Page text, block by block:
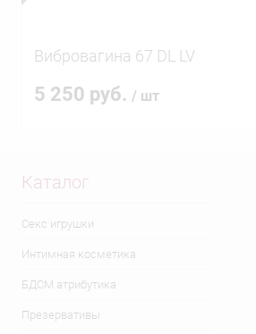
Вибровагина 67 DL LV
5 250 руб. / шт
Каталог
Секс игрушки
Интимная косметика
БДСМ атрибутика
Презервативы